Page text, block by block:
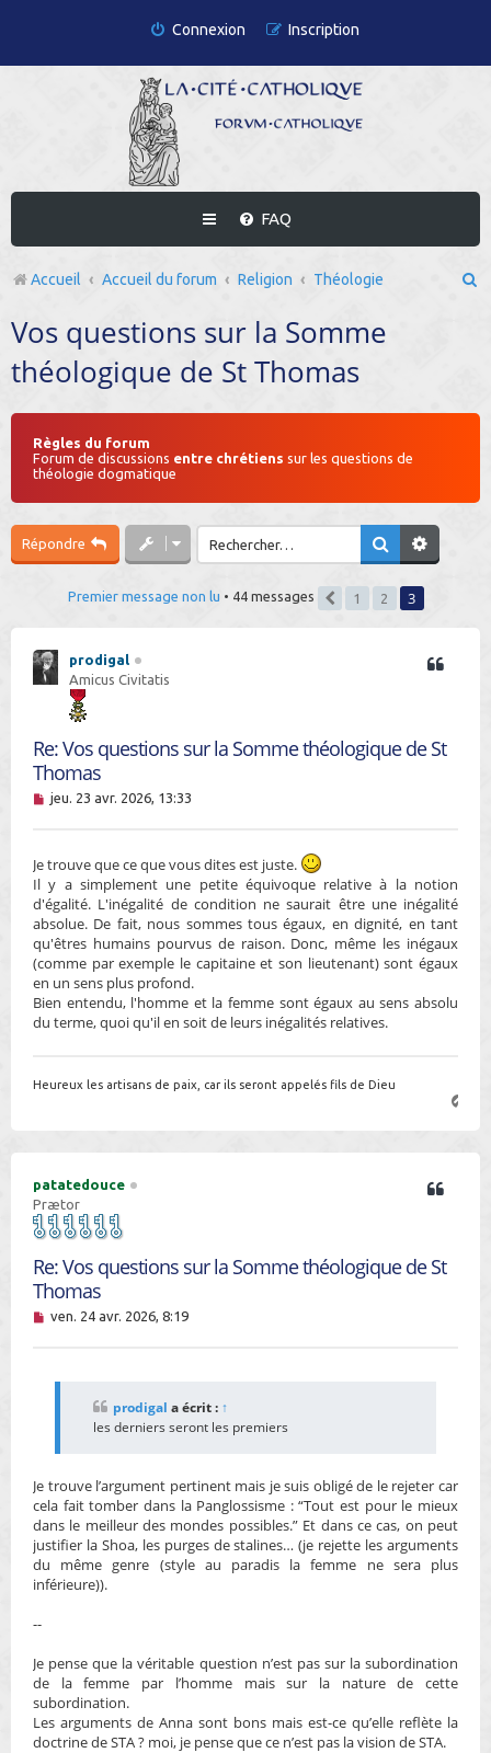
Connexion Inscription
FAQ
Accueil Accueil du forum Religion Théologie
Vos questions sur la Somme
théologique de St Thomas
Règles du forum
Forum de discussions entre chrétiens sur les questions de
théologie dogmatique
Répondre
Premier message non lu • 44 messages
1 2 3
prodigal
Amicus Civitatis
Re: Vos questions sur la Somme théologique de St
Thomas
M
a
g
e
n
o
n
l
u
jeu. 23 avr. 2026, 13:33
Je trouve que ce que vous dites est juste.
Il y a simplement une petite équivoque relative à la notion
d'égalité. L'inégalité de condition ne saurait être une inégalité
absolue. De fait, nous sommes tous égaux, en dignité, en tant
qu'êtres humains pourvus de raison. Donc, même les inégaux
(comme par exemple le capitaine et son lieutenant) sont égaux
en un sens plus profond.
Bien entendu, l'homme et la femme sont égaux au sens absolu
du terme, quoi qu'il en soit de leurs inégalités relatives.
Heureux les artisans de paix, car ils seront appelés fils de Dieu
patatedouce
Prætor
Re: Vos questions sur la Somme théologique de St
Thomas
M
u
ven. 24 avr. 2026, 8:19
prodigal a écrit : ↑
les derniers seront les premiers
Je trouve l’argument pertinent mais je suis obligé de le rejeter car
cela fait tomber dans la Panglossisme : “Tout est pour le mieux
dans le meilleur des mondes possibles.” Et dans ce cas, on peut
justifier la Shoa, les purges de stalines… (je rejette les arguments
du même genre (style au paradis la femme ne sera plus
inférieure)).
--
Je pense que la véritable question n’est pas sur la subordination
de la femme par l’homme mais sur la nature de cette
subordination.
Les arguments de Anna sont bons mais est-ce qu’elle reflète la
doctrine de STA ? moi, je pense que ce n’est pas la vision de STA.